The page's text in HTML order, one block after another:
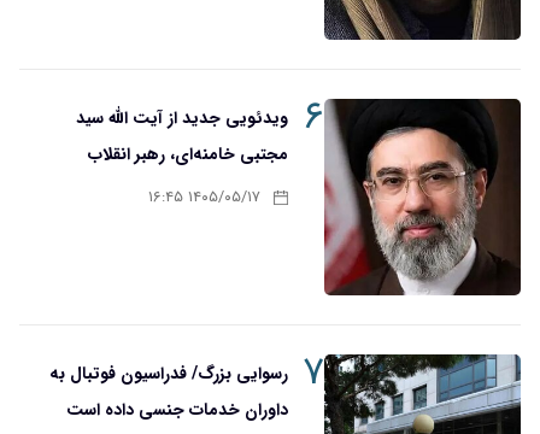
۶ ویدئویی جدید از آیت الله سید
مجتبی خامنه‌ای، رهبر انقلاب
۱۴۰۵/۰۵/۱۷ ۱۶:۴۵
۷ رسوایی بزرگ/ فدراسیون فوتبال به
داوران خدمات جنسی داده است